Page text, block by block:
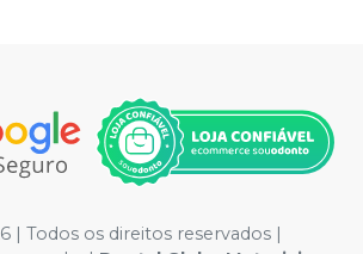
| Todos os direitos reservados |